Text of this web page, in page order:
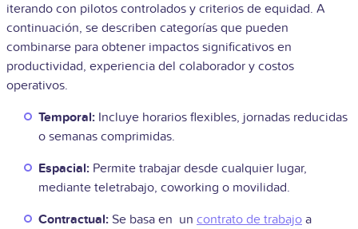
iterando con pilotos controlados y criterios de equidad. A
continuación, se describen categorías que pueden
combinarse para obtener impactos significativos en
productividad, experiencia del colaborador y costos
operativos.
Temporal: Incluye horarios flexibles, jornadas reducidas
o semanas comprimidas.
Espacial: Permite trabajar desde cualquier lugar,
mediante teletrabajo, coworking o movilidad.
Contractual: Se basa en un contrato de trabajo a